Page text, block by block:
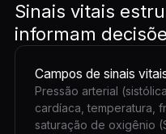
Sinais vitais
informam
Campos de sinais
Pressão arterial
cardíaca, temperatura,
saturação de oxigênio